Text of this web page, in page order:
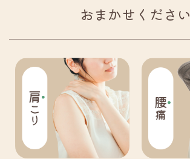
おまかせください